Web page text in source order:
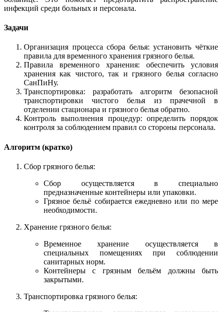
инфекций среди больных и персонала.
Задачи
Организация процесса сбора белья: установить чёткие
правила для временного хранения грязного белья.
Правила временного хранения: обеспечить условия
хранения как чистого, так и грязного белья согласно
СанПиНу.
Транспортировка: разработать алгоритм безопасной
транспортировки чистого белья из прачечной в
отделении стационара и грязного белья обратно.
Контроль выполнения процедур: определить порядок
контроля за соблюдением правил со стороны персонала.
Алгоритм (кратко)
Сбор грязного белья:
Сбор осуществляется в специально
предназначенные контейнеры или упаковки.
Грязное бельё собирается ежедневно или по мере
необходимости.
Хранение грязного белья:
Временное хранение осуществляется в
специальных помещениях при соблюдении
санитарных норм.
Контейнеры с грязным бельём должны быть
закрытыми.
Транспортировка грязного белья: